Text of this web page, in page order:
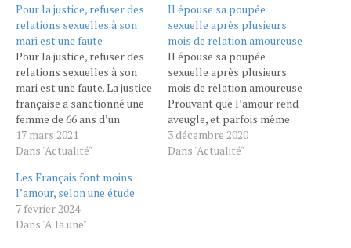
Pour la justice, refuser des
relations sexuelles à son
mari est une faute
Pour la justice, refuser des
relations sexuelles à son
mari est une faute. La justice
française a sanctionné une
femme de 66 ans d’un
divorce pour faute en raison
de son refus d’avoir des
son mari. Celle-ci conteste
ce retour du « devoir
conjugal » et a saisi la Cour
européenne…
17 mars 2021
Dans "Actualité"
Il épouse sa poupée
sexuelle après plusieurs
mois de relation amoureuse
Il épouse sa poupée
sexuelle après plusieurs
mois de relation amoureuse
Prouvant que l’amour rend
aveugle, et parfois même
bizarre, un bodybuilder du
Kazakhstan a épousé sa
3 décembre 2020
Dans "Actualité"
Les Français font moins
l’amour, selon une étude
7 février 2024
Dans "A la une"